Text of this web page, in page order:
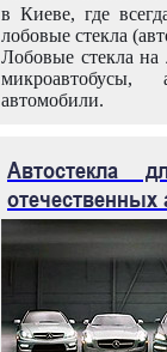
в Киеве, где
лобовые стекла
Лобовые стекла на
микроавтобусы,
автомобили.
Автостекла
отечественных